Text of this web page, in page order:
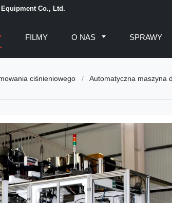
Co., Ltd.
FILMY O NAS SPRAWY
ciśnieniowego / Automatyczna maszyna